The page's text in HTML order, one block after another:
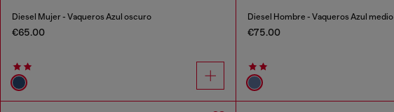
Diesel Mujer - Vaqueros Azul oscuro
€65.00
Diesel Hombre - Vaqueros Azul medio
€75.00